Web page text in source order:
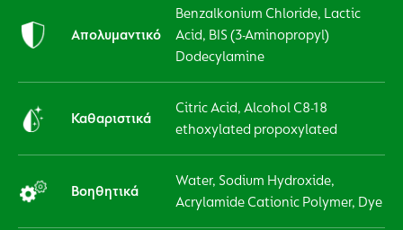
Απολυμαντικό
Benzalkonium Chloride, Lactic
Acid, BIS (3-Aminopropyl)
Dodecylamine
Καθαριστικά
Citric Acid, Alcohol C8-18
ethoxylated propoxylated
Βοηθητικά
Water, Sodium Hydroxide,
Acrylamide Cationic Polymer, Dye